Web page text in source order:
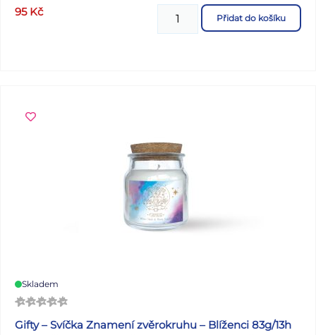
nevadí mu nečistoty a údržba je otázkou chvilky. Zapínání
na zip udrží mince, bankovky i drobnosti bezpečně na
ozdobný pin Barva: růžová Materiál: silikon Rozměr: cca 8
95 Kč Přidat do košíku
Skladem
Gifty – Svíčka Znamení zvěrokruhu – Blíženci 83g/13h